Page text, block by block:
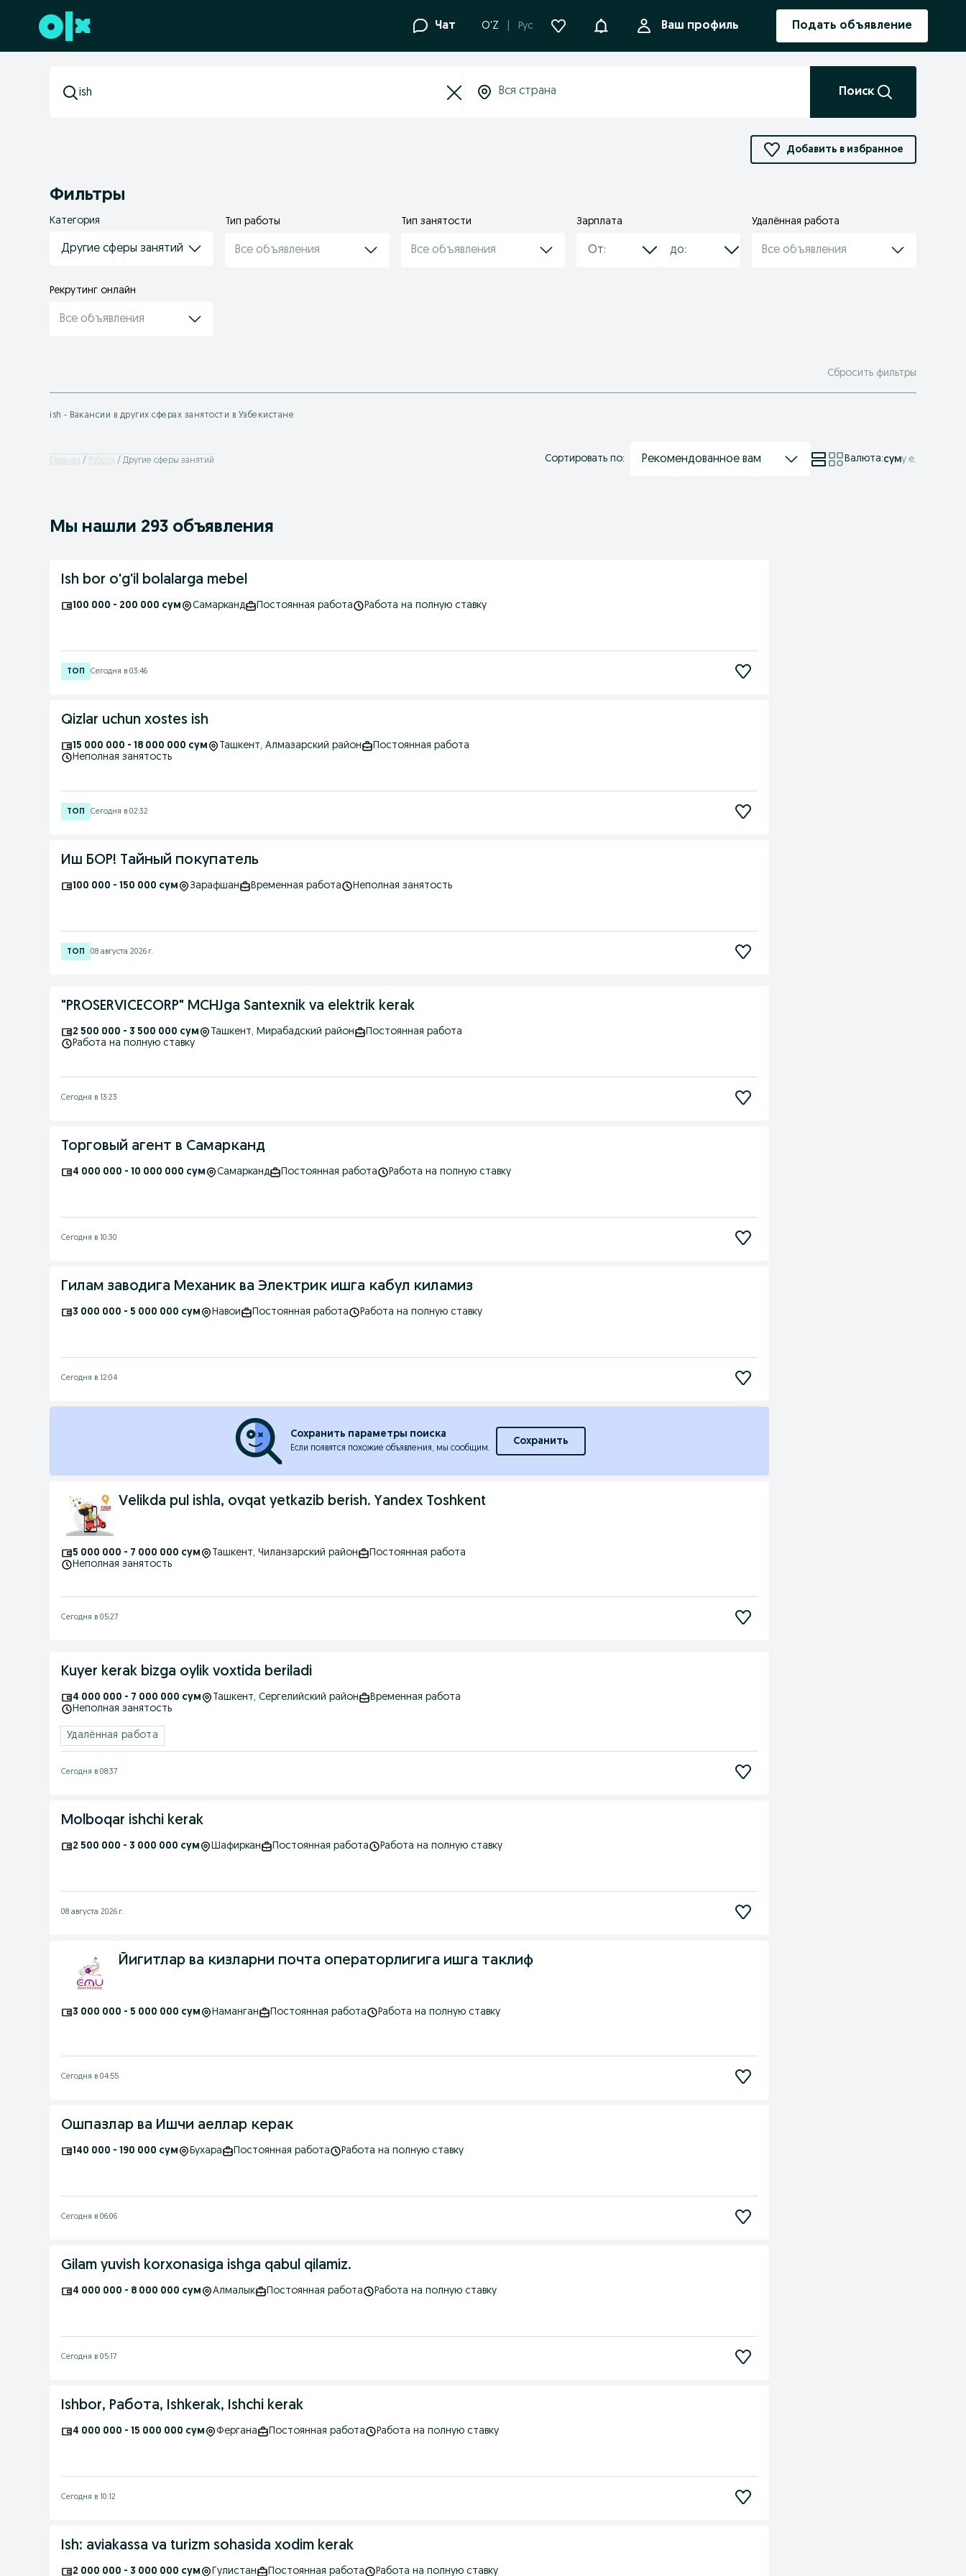
Перейти к нижнему колонтитулу Чат O'Z Рус УведомленияВаш профиль Подать объявление
Поиск
Добавить в избранное
Фильтры
Категория
Другие сферы занятий
Тип работы
Все объявления
Тип занятости
Все объявления
Зарплата Удалённая работа
Все объявления
Рекрутинг онлайн
Все объявления
Сбросить фильтры
ish - Вакансии в других сферах занятости в Узбекистане
Главная Работа Другие сферы занятий Сортировать по: Рекомендованное вам Валюта:суму.е.
Мы нашли 293 объявления
Ish bor o'g'il bolalarga mebel
100 000 - 200 000 сум Самарканд Постоянная работа Работа на полную ставку
Сегодня в 03:46
Qizlar uchun xostes ish
15 000 000 - 18 000 000 сум Ташкент, Алмазарский район
Постоянная работа
Неполная занятость
Сегодня в 02:32
Иш БОР! Тайный покупатель
100 000 - 150 000 сум Зарафшан Временная работа Неполная занятость
08 августа 2026 г.
"PROSERVICECORP" MCHJga Santexnik va elektrik kerak
2 500 000 - 3 500 000 сум Ташкент, Мирабадский район
Постоянная работа
Работа на полную ставку
Сегодня в 13:23
Торговый агент в Самарканд
4 000 000 - 10 000 000 сум Самарканд Постоянная работа Работа на полную ставку
Сегодня в 10:30
Гилам заводига Механик ва Электрик ишга кабул киламиз
3 000 000 - 5 000 000 сум Навои Постоянная работа Работа на полную ставку
Сегодня в 12:04
Сохранить параметры поиска
Если появятся похожие объявления, мы сообщим.
Сохранить
Velikda pul ishla, ovqat yetkazib berish. Yandex Toshkent
5 000 000 - 7 000 000 сум Ташкент, Чиланзарский район
Постоянная работа
Неполная занятость
Сегодня в 05:27
Kuyer kerak bizga oylik voxtida beriladi
4 000 000 - 7 000 000 сум Ташкент, Сергелийский район
Временная работа
Неполная занятость
Удалённая работа
Сегодня в 08:37
Molboqar ishchi kerak
2 500 000 - 3 000 000 сум Шафиркан Постоянная работа Работа на полную ставку
08 августа 2026 г.
Йигитлар ва кизларни почта операторлигига ишга таклиф
3 000 000 - 5 000 000 сум Наманган Постоянная работа Работа на полную ставку
Сегодня в 04:55
Ошпазлар ва Ишчи аеллар керак
140 000 - 190 000 сум Бухара Постоянная работа Работа на полную ставку
Сегодня в 06:06
Gilam yuvish korxonasiga ishga qabul qilamiz.
4 000 000 - 8 000 000 сум Алмалык Постоянная работа Работа на полную ставку
Сегодня в 05:17
Ishbor, Работа, Ishkerak, Ishchi kerak
4 000 000 - 15 000 000 сум Фергана Постоянная работа Работа на полную ставку
Сегодня в 10:12
Ish: aviakassa va turizm sohasida xodim kerak
2 000 000 - 3 000 000 сум Гулистан Постоянная работа Работа на полную ставку